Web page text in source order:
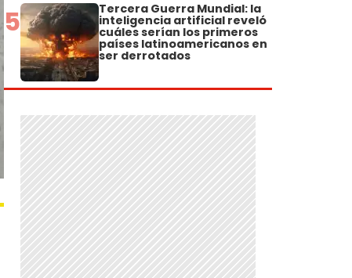
5 Tercera Guerra Mundial: la
inteligencia artificial reveló
cuáles serían los primeros
países latinoamericanos en
ser derrotados